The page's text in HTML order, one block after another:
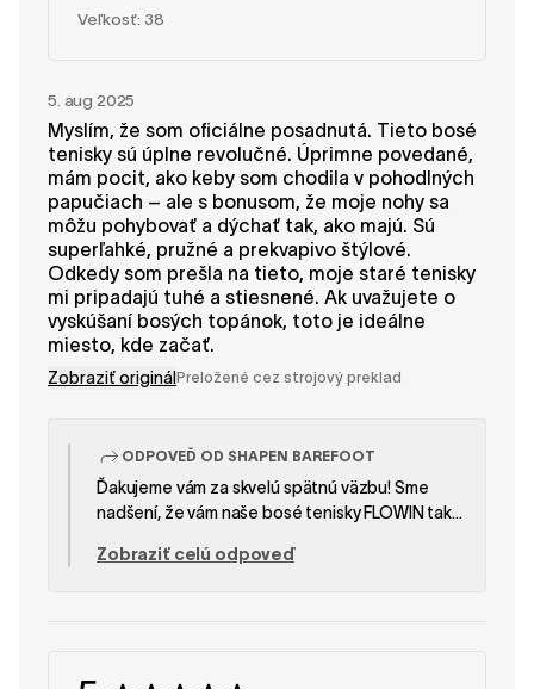
Veľkosť: 38
5. aug 2025
Myslím, že som oficiálne posadnutá. Tieto bosé
tenisky sú úplne revolučné. Úprimne povedané,
mám pocit, ako keby som chodila v pohodlných
papučiach – ale s bonusom, že moje nohy sa
môžu pohybovať a dýchať tak, ako majú. Sú
superľahké, pružné a prekvapivo štýlové.
Odkedy som prešla na tieto, moje staré tenisky
mi pripadajú tuhé a stiesnené. Ak uvažujete o
vyskúšaní bosých topánok, toto je ideálne
miesto, kde začať.
Zobraziť originál Preložené cez strojový preklad
ODPOVEĎ OD SHAPEN BAREFOOT
Ďakujeme vám za skvelú spätnú väzbu! Sme
nadšení, že vám naše bosé tenisky FLOWIN tak
papučiach, ktoré zároveň nechávajú vaše nohy
Zobraziť celú odpoveď